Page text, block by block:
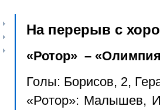
На перерыв с
«Ротор» –
Голы: Борисов, 2,
«Ротор»: Малышев,